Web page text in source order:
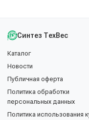
Синтез ТехВес
Каталог
Новости
Публичная оферта
Политика обработки
персональных данных
Политика использования